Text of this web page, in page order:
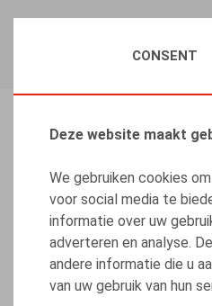
CONSENT
Deze website maakt
We gebruiken cookies
voor social media te
informatie over uw
adverteren en analyse.
andere informatie die u
van uw gebruik van hun